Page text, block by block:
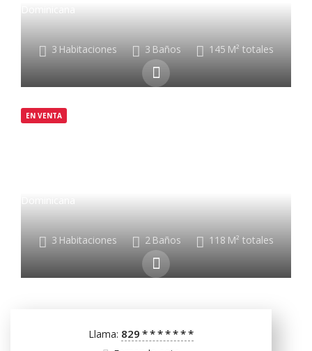
3 Habitaciones 3 Baños 145 M² totales
EN VENTA
3 Habitaciones 2 Baños 118 M² totales
Llama: 829 *******